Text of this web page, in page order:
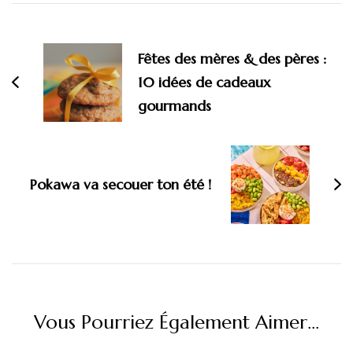
d'article
Fêtes des mères & des pères :
10 idées de cadeaux
gourmands
Pokawa va secouer ton été !
Vous Pourriez Également Aimer...